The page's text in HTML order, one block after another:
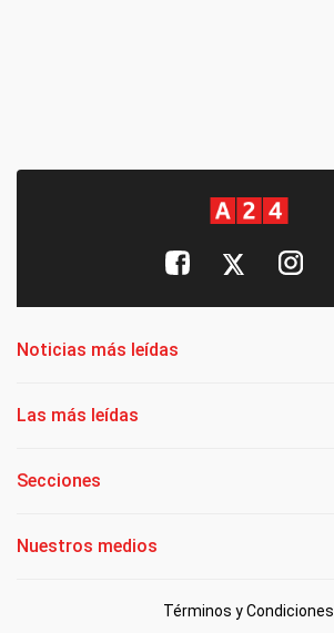
Noticias más leídas
Las más leídas
Secciones
Nuestros medios
Términos y Condiciones